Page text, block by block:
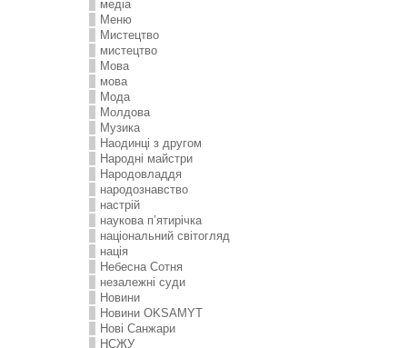
медіа
Меню
Мистецтво
мистецтво
Мова
мова
Мода
Молдова
Музика
Наодинці з другом
Народні майстри
Народовладдя
народознавство
настрій
наукова п’ятирічка
національний світогляд
нація
Небесна Сотня
незалежні суди
Новини
Новини OKSAMYT
Нові Санжари
НСЖУ